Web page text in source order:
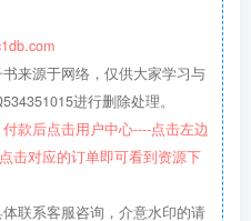
来源于网络，仅供大家学习与
进行删除处理。
付款后点击用户中心----点击左边
击对应的订单即可看到资源下
联系客服咨询，介意水印的请